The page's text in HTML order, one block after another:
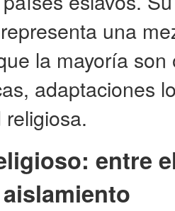
una
la mayoría
adaptaciones
entre